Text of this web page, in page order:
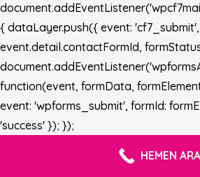
HEMEN ARA
{ dataLayer.push({ event:
event.detail.contactFormId,
function(event, formData,
event: 'wpforms_submit', formId:
'success' }); });